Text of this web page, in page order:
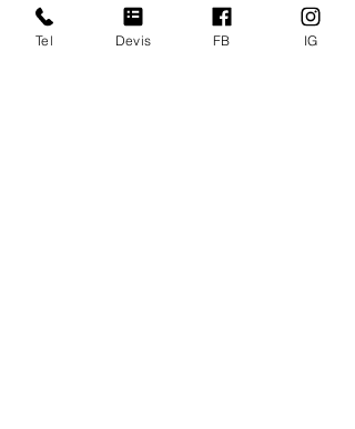
BESOIN D'UN COUP DE POUCE ?
Réceptionnez votre matériel directement
sur site.
Tel Devis FB IG